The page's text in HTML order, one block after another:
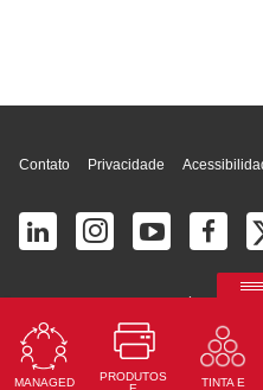
MANAGED
PRODUTOS
TINTA E
Contato Privacidade